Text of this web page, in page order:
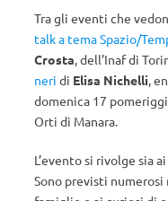
Tra gli eventi che
talk a tema Spazio/
Crosta, dell’Inaf di
neri di Elisa Nichelli,
domenica 17
Orti di Manara.
L’evento si rivolge sia
Sono previsti